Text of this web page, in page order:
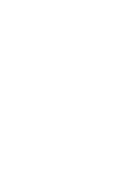
顎≫ ≪
顎≫ ≪